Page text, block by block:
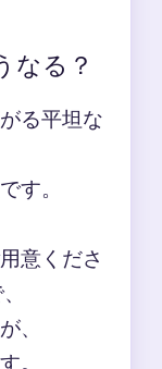
なる？
る平坦な
す。
意くださ
、
。